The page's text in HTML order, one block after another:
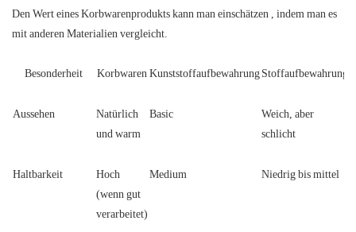
Den Wert einesKorbwarenproduktskann maneinschätzen , indem man es
mit anderen Materialien vergleicht.
Besonderheit KorbwarenKunststoffaufbewahrungStoffaufbewahrung
Aussehen
Natürlich
und warm
Basic
Weich, aber
schlicht
Haltbarkeit
Hoch
(wenn gut
verarbeitet)
Medium Niedrig bis mittel